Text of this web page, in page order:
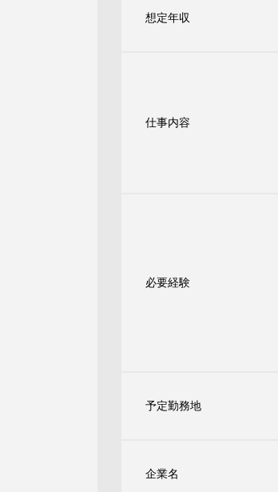
想定年収
仕事内容
必要経験
予定勤務地
企業名